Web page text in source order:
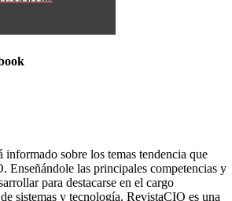
informado sobre los temas tendencia que
Enseñándole las principales competencias y
para destacarse en el cargo
sistemas y tecnología. RevistaCIO es una